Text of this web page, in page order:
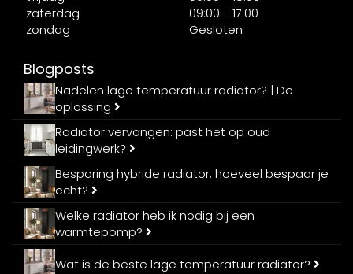
zaterdag
09:00 - 17:00
zondag
Gesloten
Blogposts
Nadelen lage temperatuur radiator? | De
oplossing
Radiator vervangen: past het op oud
leidingwerk?
Besparing hybride radiator: hoeveel bespaar je
echt?
Welke radiator heb ik nodig bij een
warmtepomp?
Wat is de beste lage temperatuur radiator?